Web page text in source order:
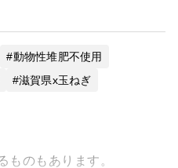
動物性堆肥不使用
滋賀県x玉ねぎ
ものもあります。